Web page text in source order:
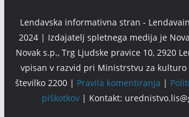
Lendavska informativna stran -
2024 | Izdajatelj spletnega medija je
Novak s.p., Trg Ljudske pravice 10, 2920
vpisan v razvid pri Ministrstvu za
številko 2200 | Pravila komentiranja |
piškotkov| Kontakt: